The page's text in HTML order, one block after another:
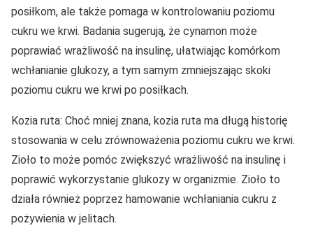
posiłkom, ale także pomaga w kontrolowaniu poziomu
cukru we krwi. Badania sugerują, że cynamon może
poprawiać wrażliwość na insulinę, ułatwiając komórkom
wchłanianie glukozy, a tym samym zmniejszając skoki
poziomu cukru we krwi po posiłkach.
Kozia ruta: Choć mniej znana, kozia ruta ma długą historię
stosowania w celu zrównoważenia poziomu cukru we krwi.
Zioło to może pomóc zwiększyć wrażliwość na insulinę i
poprawić wykorzystanie glukozy w organizmie. Zioło to
działa również poprzez hamowanie wchłaniania cukru z
pożywienia w jelitach.